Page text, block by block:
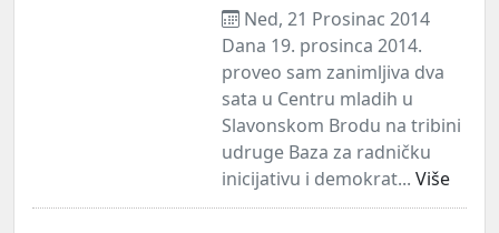
Ned, 21 Prosinac 2014
Dana 19. prosinca 2014.
proveo sam zanimljiva dva
sata u Centru mladih u
Slavonskom Brodu na tribini
udruge Baza za radničku
inicijativu i demokrat... Više